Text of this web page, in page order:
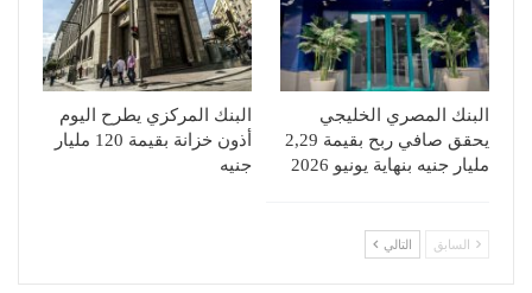
البنك المصري الخليجي
يحقق صافي ربح بقيمة 2,29
مليار جنيه بنهاية يونيو 2026
البنك المركزي يطرح اليوم
أذون خزانة بقيمة 120 مليار
جنيه
السابق التالي